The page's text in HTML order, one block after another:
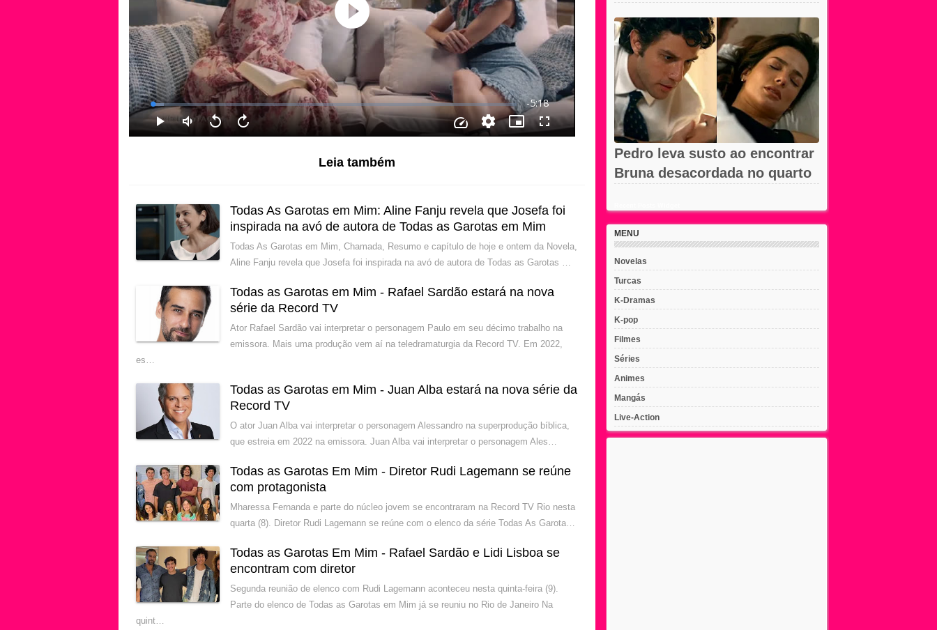
Leia também
Todas As Garotas em Mim: Aline Fanju revela que Josefa foi
inspirada na avó de autora de Todas as Garotas em Mim
Todas As Garotas em Mim, Chamada, Resumo e capítulo de hoje e ontem da Novela,
Aline Fanju revela que Josefa foi inspirada na avó de autora de Todas as Garotas …
Todas as Garotas em Mim - Rafael Sardão estará na nova
série da Record TV
Ator Rafael Sardão vai interpretar o personagem Paulo em seu décimo trabalho na
emissora. Mais uma produção vem aí na teledramaturgia da Record TV. Em 2022,
es…
Todas as Garotas em Mim - Juan Alba estará na nova série da
Record TV
O ator Juan Alba vai interpretar o personagem Alessandro na superprodução bíblica,
que estreia em 2022 na emissora. Juan Alba vai interpretar o personagem Ales…
Todas as Garotas Em Mim - Diretor Rudi Lagemann se reúne
com protagonista
Mharessa Fernanda e parte do núcleo jovem se encontraram na Record TV Rio nesta
quarta (8). Diretor Rudi Lagemann se reúne com o elenco da série Todas As Garota…
Todas as Garotas Em Mim - Rafael Sardão e Lidi Lisboa se
encontram com diretor
Segunda reunião de elenco com Rudi Lagemann aconteceu nesta quinta-feira (9).
Parte do elenco de Todas as Garotas em Mim já se reuniu no Rio de Janeiro Na
quint…
Pedro leva susto ao encontrar
Bruna desacordada no quarto
MENU
Novelas
Turcas
K-Dramas
K-pop
Filmes
Séries
Animes
Mangás
Live-Action